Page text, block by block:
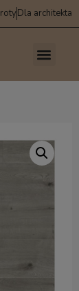
Dla architekta